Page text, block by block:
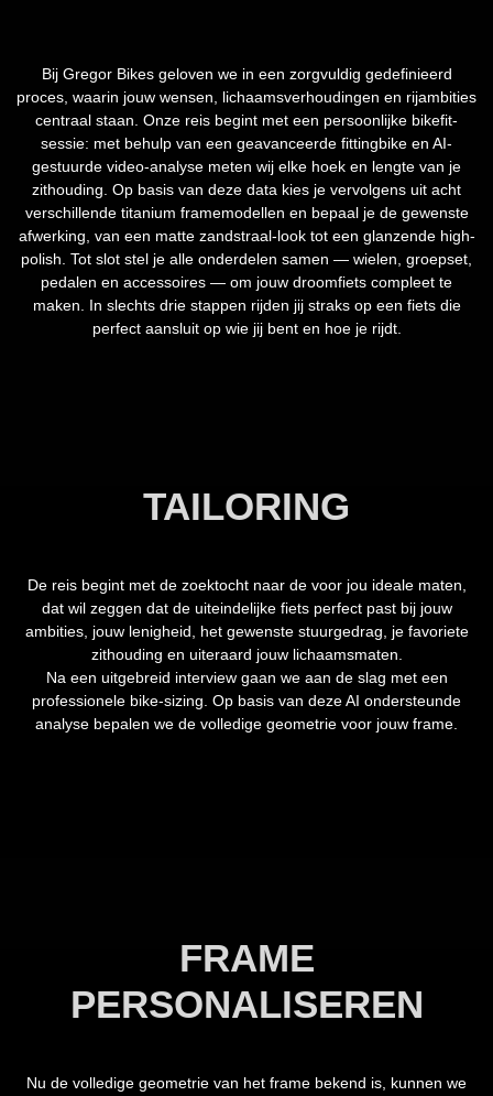
Bij Gregor Bikes geloven we in een zorgvuldig gedefinieerd
proces, waarin jouw wensen, lichaamsverhoudingen en rij­ambities
centraal staan. Onze reis begint met een persoonlijke bikefit-
sessie: met behulp van een geavanceerde fittingbike en AI-
gestuurde video-analyse meten wij elke hoek en lengte van je
zithouding. Op basis van deze data kies je vervolgens uit acht
verschillende titanium framemodellen en bepaal je de gewenste
afwerking, van een matte zandstraal-look tot een glanzende high-
polish. Tot slot stel je alle onderdelen samen — wielen, groepset,
pedalen en accessoires — om jouw droomfiets compleet te
maken. In slechts drie stappen rijden jij straks op een fiets die
perfect aansluit op wie jij bent en hoe je rijdt.
TAILORING
De reis begint met de zoektocht naar de voor jou ideale maten,
dat wil zeggen dat de uiteindelijke fiets perfect past bij jouw
ambities, jouw lenigheid, het gewenste stuurgedrag, je favoriete
zithouding en uiteraard jouw lichaamsmaten.
Na een uitgebreid interview gaan we aan de slag met een
professionele bike-sizing. Op basis van deze AI ondersteunde
analyse bepalen we de volledige geometrie voor jouw frame.
FRAME
PERSONALISEREN
Nu de volledige geometrie van het frame bekend is, kunnen we